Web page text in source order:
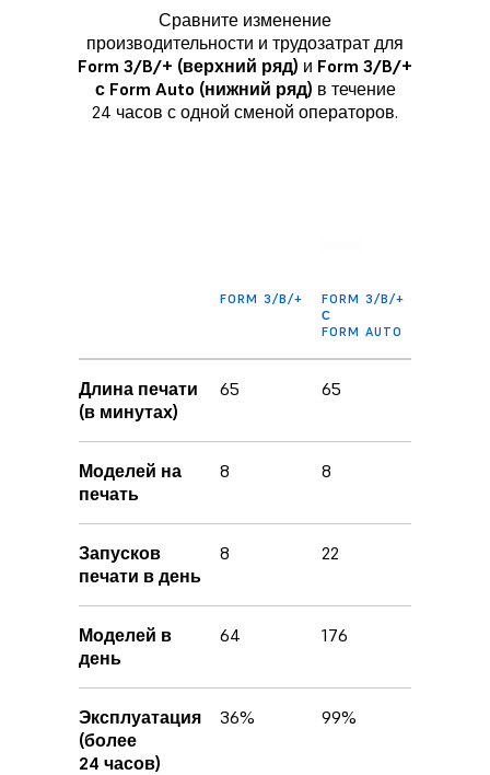
Сравните изменение
производительности и трудозатрат для
Form 3/B/+ (верхний ряд) и Form 3/B/+
с Form Auto (нижний ряд) в течение
24 часов с одной сменой операторов.
FORM 3/B/+
FORM 3/B/+
С
FORM AUTO
Длина печати
(в минутах)
65 65
Моделей на
печать
8 8
Запусков
печати в день
8 22
Моделей в
день
64 176
Эксплуатация
(более
24 часов)
36% 99%